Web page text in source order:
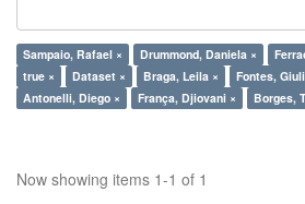
Sampaio, Rafael × Drummond, Daniela ×
true ×
Dataset × Braga, Leila × Fontes,
Antonelli, Diego ×
França, Djiovani × Borges,
Now showing items 1-1 of 1